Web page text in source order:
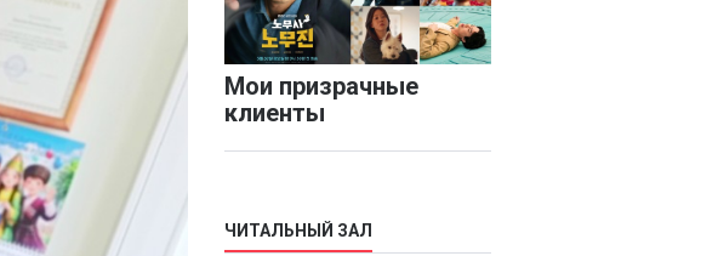
Мои призрачные
клиенты
ЧИТАЛЬНЫЙ ЗАЛ